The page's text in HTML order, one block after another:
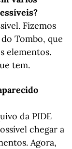
Fizemos
Tombo, que
elementos.
tem.
da PIDE
chegar a
Agora,